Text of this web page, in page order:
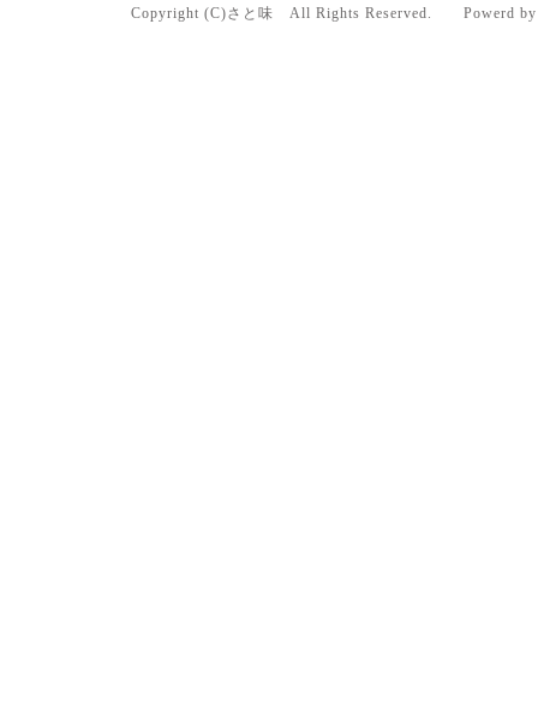
Copyright (C)さと味 All Rights Reserved. Powerd